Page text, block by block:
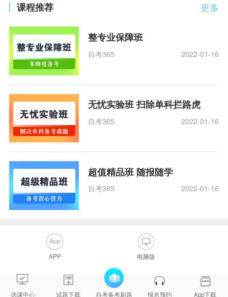
更多
课程推荐
整专业保障班
自考365 2022-01-16
无忧实验班 扫除单科拦路虎
自考365 2022-01-16
超值精品班 随报随学
自考365 2022-01-16
APP 电脑版
选课中心 试题下载 自考备考刷题 报名预约 App下载